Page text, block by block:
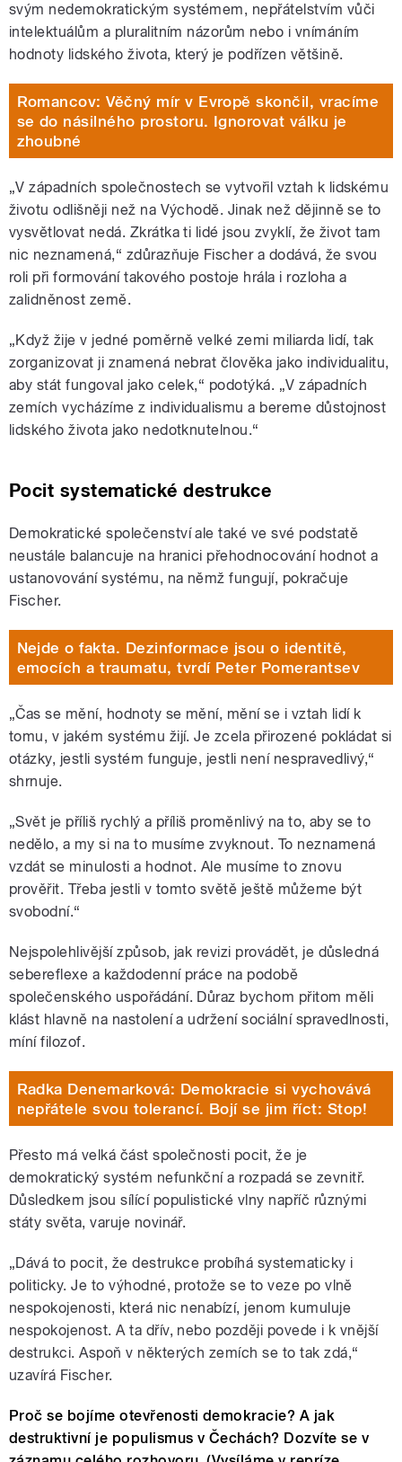
svým nedemokratickým systémem, nepřátelstvím vůči
intelektuálům a pluralitním názorům nebo i vnímáním
hodnoty lidského života, který je podřízen většině.
Romancov: Věčný mír v Evropě skončil, vracíme
se do násilného prostoru. Ignorovat válku je
zhoubné
„V západních společnostech se vytvořil vztah k lidskému
životu odlišněji než na Východě. Jinak než dějinně se to
vysvětlovat nedá. Zkrátka ti lidé jsou zvyklí, že život tam
nic neznamená,“ zdůrazňuje Fischer a dodává, že svou
roli při formování takového postoje hrála i rozloha a
zalidněnost země.
„Když žije v jedné poměrně velké zemi miliarda lidí, tak
zorganizovat ji znamená nebrat člověka jako individualitu,
aby stát fungoval jako celek,“ podotýká. „V západních
zemích vycházíme z individualismu a bereme důstojnost
lidského života jako nedotknutelnou.“
Pocit systematické destrukce
Demokratické společenství ale také ve své podstatě
neustále balancuje na hranici přehodnocování hodnot a
ustanovování systému, na němž fungují, pokračuje
Fischer.
Nejde o fakta. Dezinformace jsou o identitě,
emocích a traumatu, tvrdí Peter Pomerantsev
„Čas se mění, hodnoty se mění, mění se i vztah lidí k
tomu, v jakém systému žijí. Je zcela přirozené pokládat si
otázky, jestli systém funguje, jestli není nespravedlivý,“
shrnuje.
„Svět je příliš rychlý a příliš proměnlivý na to, aby se to
nedělo, a my si na to musíme zvyknout. To neznamená
vzdát se minulosti a hodnot. Ale musíme to znovu
prověřit. Třeba jestli v tomto světě ještě můžeme být
svobodní.“
Nejspolehlivější způsob, jak revizi provádět, je důsledná
sebereflexe a každodenní práce na podobě
společenského uspořádání. Důraz bychom přitom měli
klást hlavně na nastolení a udržení sociální spravedlnosti,
míní filozof.
Radka Denemarková: Demokracie si vychovává
nepřátele svou tolerancí. Bojí se jim říct: Stop!
Přesto má velká část společnosti pocit, že je
demokratický systém nefunkční a rozpadá se zevnitř.
Důsledkem jsou sílící populistické vlny napříč různými
státy světa, varuje novinář.
„Dává to pocit, že destrukce probíhá systematicky i
politicky. Je to výhodné, protože se to veze po vlně
nespokojenosti, která nic nenabízí, jenom kumuluje
nespokojenost. A ta dřív, nebo později povede i k vnější
destrukci. Aspoň v některých zemích se to tak zdá,“
uzavírá Fischer.
Proč se bojíme otevřenosti demokracie? A jak
destruktivní je populismus v Čechách? Dozvíte se v